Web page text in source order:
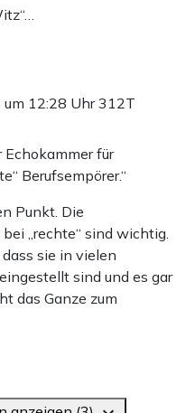
12:28 Uhr312T
Echokammer für
Berufsempörer.“
Punkt. Die
„rechte“ sind wichtig.
sie in vielen
sind und es gar
das Ganze zum